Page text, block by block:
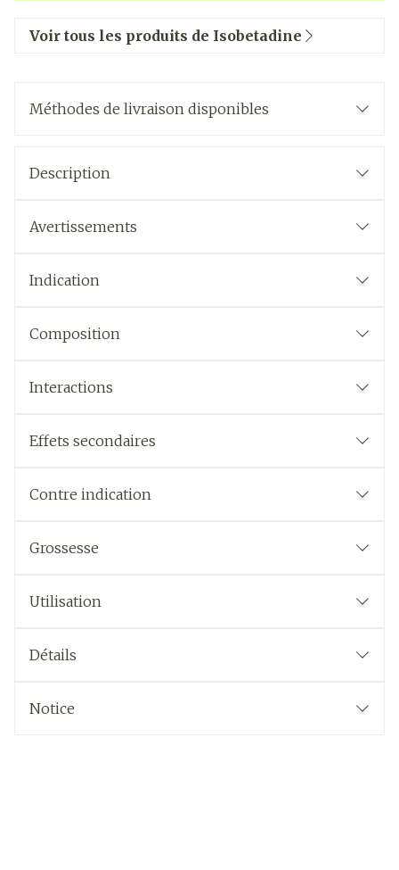
Voir tous les produits de Isobetadine
Méthodes de livraison disponibles
Description
Avertissements
Indication
Composition
Interactions
Effets secondaires
Contre indication
Grossesse
Utilisation
Détails
Notice